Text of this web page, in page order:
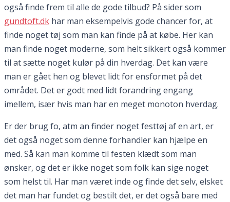
også finde frem til alle de gode tilbud? På sider som
gundtoft.dk har man eksempelvis gode chancer for, at
finde noget tøj som man kan finde på at købe. Her kan
man finde noget moderne, som helt sikkert også kommer
til at sætte noget kulør på din hverdag. Det kan være
man er gået hen og blevet lidt for ensformet på det
området. Det er godt med lidt forandring engang
imellem, især hvis man har en meget monoton hverdag.
Er der brug fo, atm an finder noget festtøj af en art, er
det også noget som denne forhandler kan hjælpe en
med. Så kan man komme til festen klædt som man
ønsker, og det er ikke noget som folk kan sige noget
som helst til. Har man været inde og finde det selv, elsket
det man har fundet og bestilt det, er det også bare med